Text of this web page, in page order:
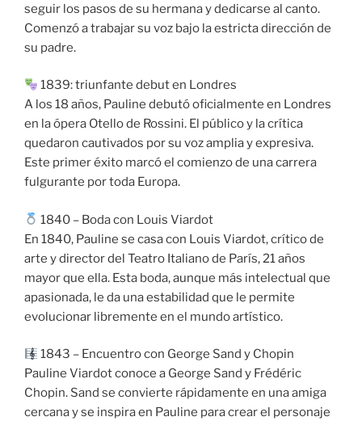
seguir los pasos de su hermana y dedicarse al canto.
Comenzó a trabajar su voz bajo la estricta dirección de
su padre.
1839: triunfante debut en Londres
A los 18 años, Pauline debutó oficialmente en Londres
en la ópera Otello de Rossini. El público y la crítica
quedaron cautivados por su voz amplia y expresiva.
Este primer éxito marcó el comienzo de una carrera
fulgurante por toda Europa.
1840 – Boda con Louis Viardot
En 1840, Pauline se casa con Louis Viardot, crítico de
arte y director del Teatro Italiano de París, 21 años
mayor que ella. Esta boda, aunque más intelectual que
apasionada, le da una estabilidad que le permite
evolucionar libremente en el mundo artístico.
1843 – Encuentro con George Sand y Chopin
Pauline Viardot conoce a George Sand y Frédéric
Chopin. Sand se convierte rápidamente en una amiga
cercana y se inspira en Pauline para crear el personaje